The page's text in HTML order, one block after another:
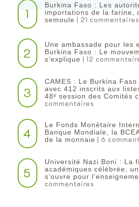
1
Burkina Faso : Les
importations de la farine,
semoule | 21 commentaires
2
Une ambassade pour les
Burkina Faso : Le
s’explique | 12
3
CAMES : Le Burkina
avec 412 inscrits aux
48ᵉ session des Comités
commentaires
4
Le Fonds Monétaire
Banque Mondiale, la
de la monnaie | 6
5
Université Nazi Boni : La
académiques célébrée,
s’ouvre pour
commentaires